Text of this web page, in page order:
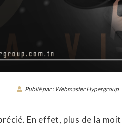
Publié par : Webmaster Hypergroup
En effet, plus de la